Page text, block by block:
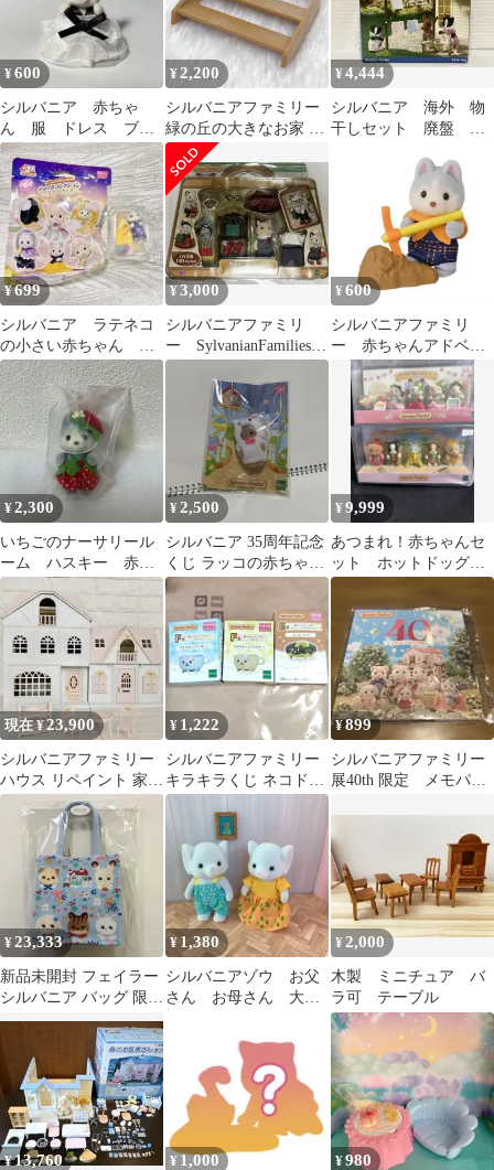
¥600
シルバニア 赤ちゃ
ん 服 ドレス ブラ
ウン
¥2,200
シルバニアファミリー
緑の丘の大きなお家 緑
の丘のすてきなお家 階
段 ステップ
¥4,444
シルバニア 海外 物
干しセット 廃盤 希
¥699
シルバニア ラテネコ
の小さい赤ちゃん 新
品 未開封
¥3,000
シルバニアファミリ
ー SylvanianFamilies
TOWN
¥ 600
シルバニアファミリ
ー 赤ちゃんアドベン
チャーシリーズ
¥2,300
いちごのナーサリール
ーム ハスキー 赤ち
ゃん シルバニアファ
ミリー
¥2,500
シルバニア 35周年記念
くじ ラッコの赤ちゃん
着ぐるみ
¥9,999
あつまれ！赤ちゃんセ
ット ホットドッグ
いちご ２個セット売
現在 ¥23,900
シルバニアファミリー
ハウス リペイント 家具
付き 白×ピンク×ゴール
ド 観賞用
¥ 1,222
シルバニアファミリー
キラキラくじ ネコドー
ナツ ウサギカップ
¥899
シルバニアファミリー
展40th 限定 メモパッ
¥23,333
新品未開封 フェイラー
シルバニア バッグ 限定
ペールブルー ターコイ
¥ 1,380
シルバニアゾウ お父
さん お母さん 大人
¥2,000
木製 ミニチュア バ
ラ可 テーブル
¥13,760 ¥ 1,000 ¥980